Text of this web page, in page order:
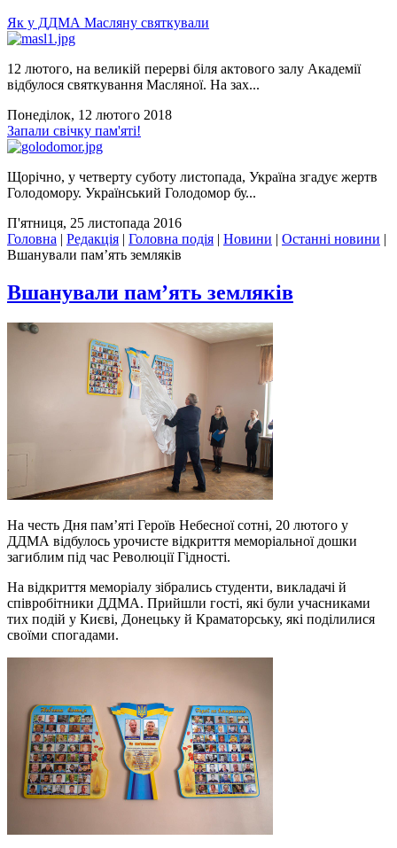
Як у ДДМА Масляну святкували
12 лютого, на великій перерві біля актового залу Академії
відбулося святкування Масляної. На зах...
Понеділок, 12 лютого 2018
Запали свічку пам'яті!
Щорічно, у четверту суботу листопада, Україна згадує жертв
Голодомору. Український Голодомор бу...
П'ятниця, 25 листопада 2016
Головна | Редакція | Головна подія | Новини | Останні новини |
Вшанували пам’ять земляків
Вшанували пам’ять земляків
На честь Дня пам’яті Героїв Небесної сотні, 20 лютого у
ДДМА відбулось урочисте відкриття меморіальної дошки
загиблим під час Революції Гідності.
На відкриття меморіалу зібрались студенти, викладачі й
співробітники ДДМА. Прийшли гості, які були учасниками
тих подій у Києві, Донецьку й Краматорську, які поділилися
своїми спогадами.